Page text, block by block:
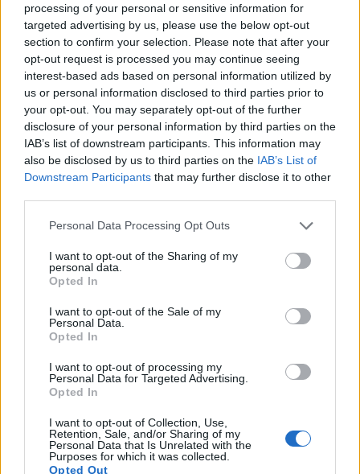
processing of your personal or sensitive information for
targeted advertising by us, please use the below opt-out
section to confirm your selection. Please note that after your
opt-out request is processed you may continue seeing
interest-based ads based on personal information utilized by
us or personal information disclosed to third parties prior to
your opt-out. You may separately opt-out of the further
disclosure of your personal information by third parties on the
IAB’s list of downstream participants. This information may
also be disclosed by us to third parties on the IAB’s List of
Downstream Participants that may further disclose it to other
Personal Data Processing Opt Outs
I want to opt-out of the Sharing of my
personal data.
Opted In
I want to opt-out of the Sale of my
Personal Data.
Opted In
I want to opt-out of processing my
Personal Data for Targeted Advertising.
Opted In
I want to opt-out of Collection, Use,
Retention, Sale, and/or Sharing of my
Personal Data that Is Unrelated with the
Purposes for which it was collected.
Opted Out
Νοσηλευόταν στη ΜΕΘ Νεογνών
19:45
Καταβλήθηκαν 33.579.900 εκατ. ευρώ για την αγορά
λιπασμάτων
19:42
Καλοκαίρι 2026: Η Ευρώπη στις φλόγες - 5 εκατ.
στρέμματα στάχτη, από την Πορτογαλία έως την Κρήτη
(Βίντεο)
της αίθουσας χορού στον Λευκό Οίκο
Χανιά: Σχεδόν 1 εκατ. ευρώ από το Ταμείο Αλληλεγγύης
σχολικές υποδομές και δημόσιους χώρους
ΠΕΡΙΣΣΟΤΕΡΑ